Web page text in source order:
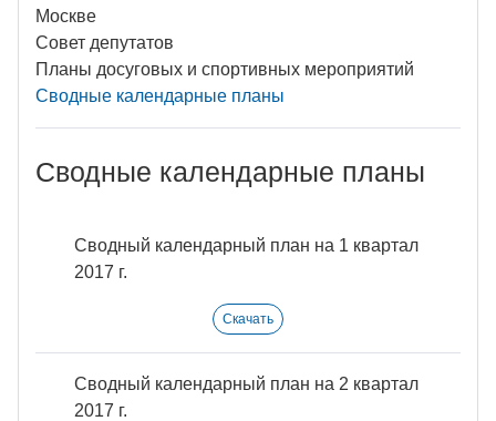
Москве
Совет депутатов
Планы досуговых и спортивных мероприятий
Сводные календарные планы
Сводные календарные планы
Сводный календарный план на 1 квартал
2017 г.
Скачать
Сводный календарный план на 2 квартал
2017 г.